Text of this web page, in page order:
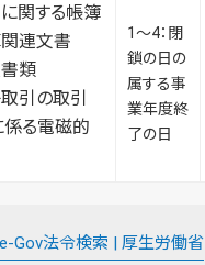
関する帳簿
連文書
類
引の取引
る電磁的
1～4：閉
鎖の日の
属する事
業年度終
了の日
Gov法令検索 | 厚生労働省